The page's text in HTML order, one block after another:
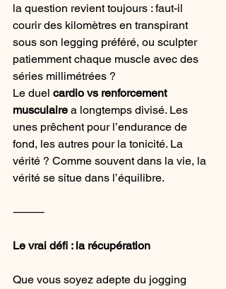
la question revient toujours : faut-il
courir des kilomètres en transpirant
sous son legging préféré, ou sculpter
patiemment chaque muscle avec des
séries millimétrées ?
Le duel cardio vs renforcement
musculaire a longtemps divisé. Les
unes prêchent pour l’endurance de
fond, les autres pour la tonicité. La
vérité ? Comme souvent dans la vie, la
vérité se situe dans l’équilibre.
⸻
Le vrai défi : la récupération
Que vous soyez adepte du jogging